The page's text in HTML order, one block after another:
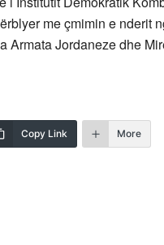
me çmimin e nderit
Armata Jordaneze dhe
Copy Link More